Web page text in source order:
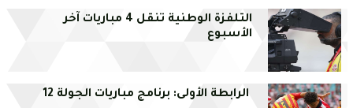
التلفزة الوطنية تنقل 4 مباريات آخر
الأسبوع
الرابطة الأولى: برنامج مباريات الجولة 12